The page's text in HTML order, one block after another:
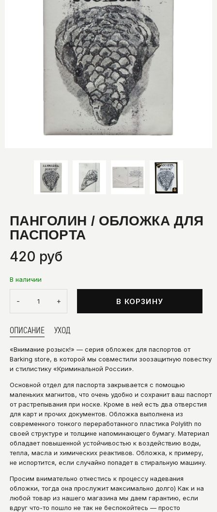
ПАНГОЛИН / ОБЛОЖКА ДЛЯ
ПАСПОРТА
420 руб
В наличии
- + В КОРЗИНУ
ОПИСАНИЕ
«Внимание розыск!» — серия обложек для паспортов от
Barking store, в которой мы совместили зоозащитную повестку
и стилистику «Криминальной России».
Основной отдел для паспорта закрывается с помощью
маленьких магнитов, что очень удобно и сохранит ваш паспорт
от растрепывания при носке. Кроме в ней есть два отверстия
для карт и прочих документов. Обложка выполнена из
современного тонкого переработанного пластика Polylith по
своей структуре и толщине напоминающего бумагу. Материал
обладает повышенной устойчивостью к воздействию воды,
тепла, масла и химических реактивов. Обложка, к примеру,
не испортится, если случайно попадет в стиральную машину.
Просим внимательно отнестись к процессу надевания
обложки, тогда она прослужит максимально долго) Как и на
любой товар из нашего магазина мы даем гарантию, если
вдруг что-то пошло не так не беспокойтесь — просто
УХОД